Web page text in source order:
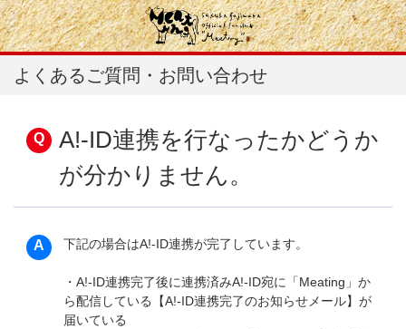
よくあるご質問・お問い合わせ
A!-ID連携を行なったかどうか
が分かりません。
下記の場合はA!-ID連携が完了しています。
・A!-ID連携完了後に連携済みA!-ID宛に「Meating」か
ら配信している【A!-ID連携完了のお知らせメール】が
届いている